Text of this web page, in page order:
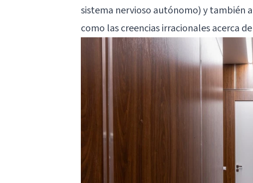
sistema nervioso autónomo) y también
como las creencias irracionales acerca